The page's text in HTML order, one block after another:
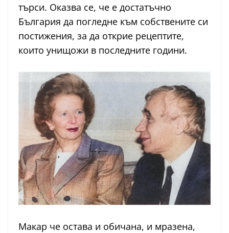
търси. Оказва се, че е достатъчно
България да погледне към собствените си
постижения, за да открие рецептите,
които унищожи в последните години.
Макар че остава и обичана, и мразена,